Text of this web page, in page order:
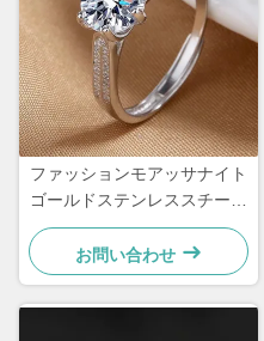
ファッションモアッサナイト
ゴールドステンレススチール
リング シルバーダイヤモン
ド レディースエンゲージメ
ントリング
お問い合わせ